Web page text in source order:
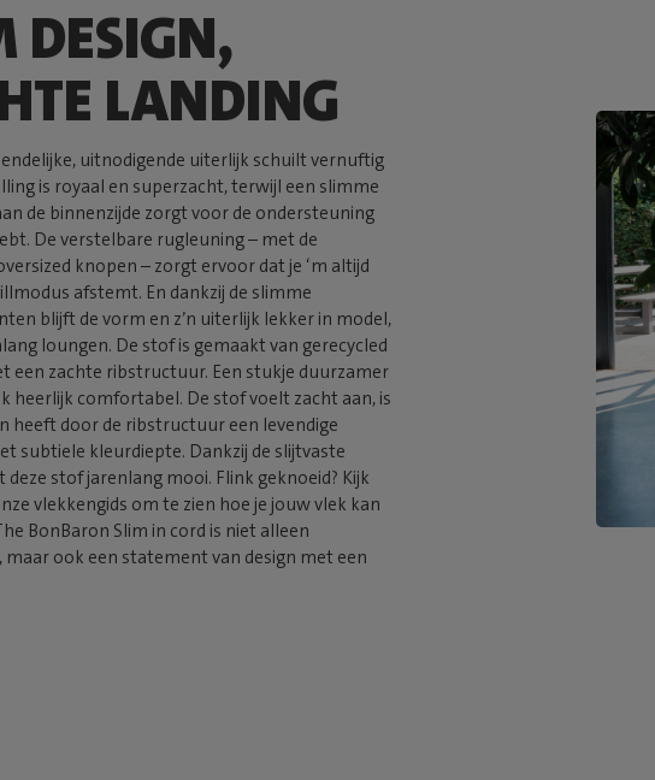
DESIGN,
LANDING
uitnodigende uiterlijk schuilt vernuftig
is royaal en superzacht, terwijl een slimme
de binnenzijde zorgt voor de ondersteuning
De verstelbare rugleuning – met de
knopen – zorgt ervoor dat je ‘m altijd
afstemt. En dankzij de slimme
blijft de vorm en z’n uiterlijk lekker in model,
loungen. De stof is gemaakt van gerecycled
een zachte ribstructuur. Een stukje duurzamer
heerlijk comfortabel. De stof voelt zacht aan, is
heeft door de ribstructuur een levendige
subtiele kleurdiepte. Dankzij de slijtvaste
stof jarenlang mooi. Flink geknoeid? Kijk
vlekkengids om te zien hoe je jouw vlek kan
BonBaron Slim in cord is niet alleen
ook een statement van design met een